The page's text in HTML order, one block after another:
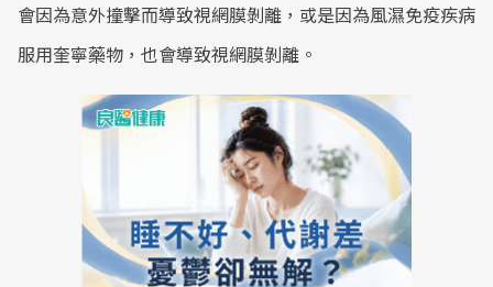
會因為意外撞擊而導致視網膜剝離，或是因為風濕免疫疾病
服用奎寧藥物，也會導致視網膜剝離。